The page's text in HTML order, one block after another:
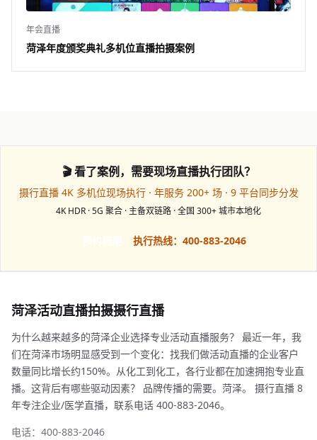
年会直播
菏泽年度颁奖典礼多机位直播拍摄案例
🎬 看了案例，需要现场直播执行团队？
摄行直播 4K 多机位现场执行 · 年服务 200+ 场 · 9 平台同步分发
4K HDR · 5G 聚合 · 主备双链路 · 全国 300+ 城市本地化
执行热线：400-883-2046
菏泽活动直播拍摄摄行直播
为什么越来越多的菏泽企业选择专业活动直播服务？ 最近一年，我
们在菏泽市场明显感受到一个变化：找我们做活动直播的企业客户
数量同比增长约150%。从化工到化工，各行业都在加速拥抱专业直
播。这背后有哪些驱动因素？ 品牌传播的需要。菏泽。 摄行直播 8
年专注企业/医学直播，联系电话 400-883-2046。
电话：400-883-2046